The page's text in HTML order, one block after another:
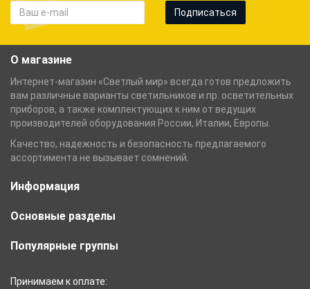
Подписаться
О магазине
Интернет-магазин «Светлый мир» всегда готов предложить
вам различные варианты светильников и пр. осветительных
приборов, а также комплектующих к ним от ведущих
производителей оборудования России, Италии, Европы.
Качество, надежность и безопасность предлагаемого
ассортимента не вызывает сомнений.
Информация
Основные разделы
Популярные группы
Принимаем к оплате: